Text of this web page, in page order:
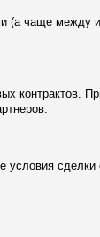
(а чаще между
контрактов.
условия сделки